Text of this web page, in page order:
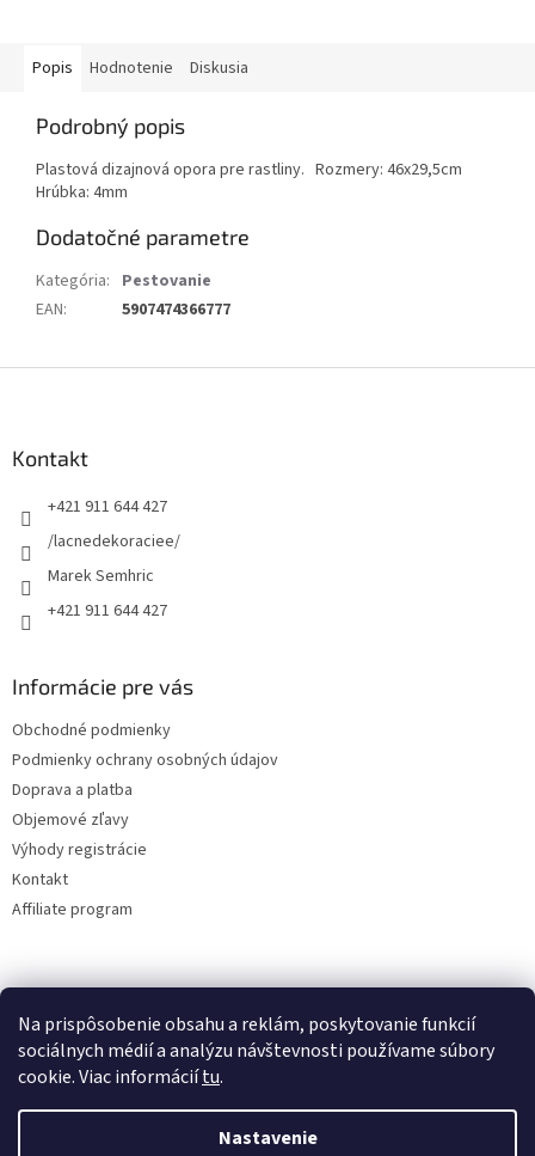
Na prispôsobenie obsahu a reklám, poskytovanie funkcií
sociálnych médií a analýzu návštevnosti používame súbory
cookie. Viac informáciítu.
Nastavenie
Popis Hodnotenie Diskusia
Podrobný popis
Plastová dizajnová opora pre rastliny. Rozmery: 46x29,5cm
Hrúbka: 4mm
Dodatočné parametre
Kategória: Pestovanie
EAN: 5907474366777
Kontakt
+421 911 644 427
/lacnedekoraciee/
Marek Semhric
+421 911 644 427
Informácie pre vás
Obchodné podmienky
Podmienky ochrany osobných údajov
Doprava a platba
Objemové zľavy
Výhody registrácie
Kontakt
Affiliate program